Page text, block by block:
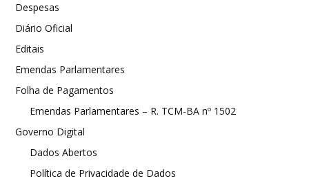
Despesas
Diário Oficial
Editais
Emendas Parlamentares
Folha de Pagamentos
Emendas Parlamentares – R. TCM-BA nº 1502
Governo Digital
Dados Abertos
Política de Privacidade de Dados